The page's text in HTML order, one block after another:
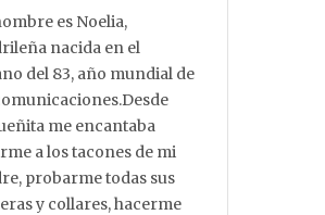
es Noelia,
nacida en el
del 83, año mundial de
me encantaba
a los tacones de mi
probarme todas sus
y collares, hacerme